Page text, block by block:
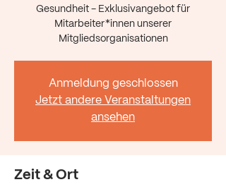
Gesundheit - Exklusivangebot für
Mitarbeiter*innen unserer
Mitgliedsorganisationen
Anmeldung geschlossen
Jetzt andere Veranstaltungen
ansehen
Zeit & Ort